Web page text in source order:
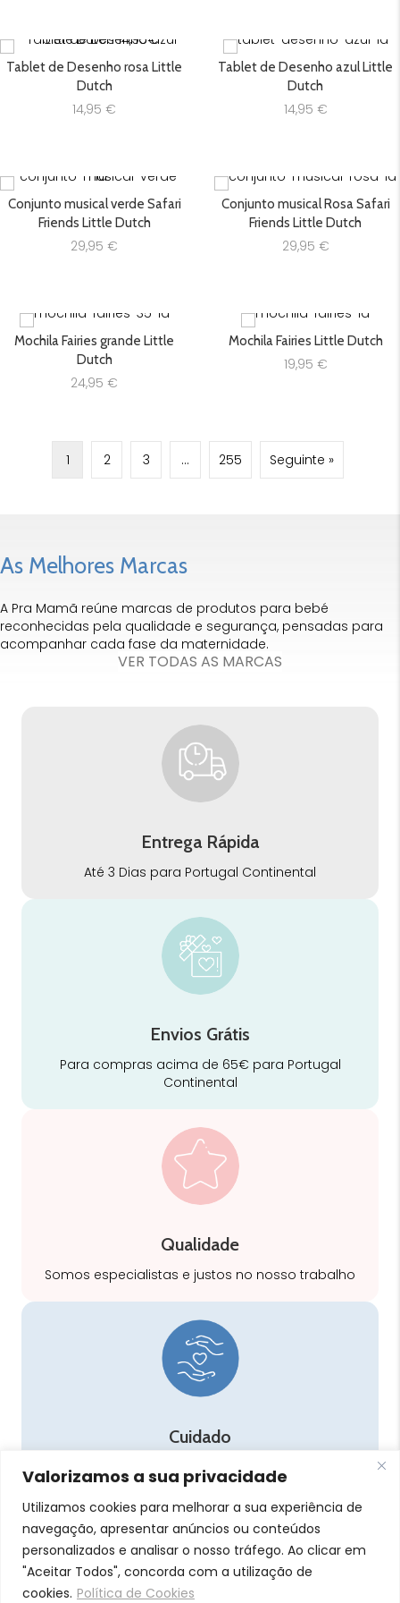
Valorizamos a sua privacidade
Utilizamos cookies para melhorar a sua experiência de
navegação, apresentar anúncios ou conteúdos
personalizados e analisar o nosso tráfego. Ao clicar em
"Aceitar Todos", concorda com a utilização de
cookies. Política de Cookies
Tablet de Desenho rosa Little
Dutch
14,95 €
Tablet de Desenho azul Little
Dutch
14,95 €
Conjunto musical verde Safari
Friends Little Dutch
29,95 €
Conjunto musical Rosa Safari
Friends Little Dutch
29,95 €
Mochila Fairies grande Little
Dutch
24,95 €
Mochila Fairies Little Dutch
19,95 €
1 2 3 … 255 Seguinte »
As Melhores Marcas
A Pra Mamã reúne marcas de produtos para bebé
reconhecidas pela qualidade e segurança, pensadas para
acompanhar cada fase da maternidade.
VER TODAS AS MARCAS
Entrega Rápida
Até 3 Dias para Portugal Continental
Envios Grátis
Para compras acima de 65€ para Portugal
Continental
Qualidade
Somos especialistas e justos no nosso trabalho
Cuidado
A nossa equipa é especializada em cuidados
para a mamã e o bebé